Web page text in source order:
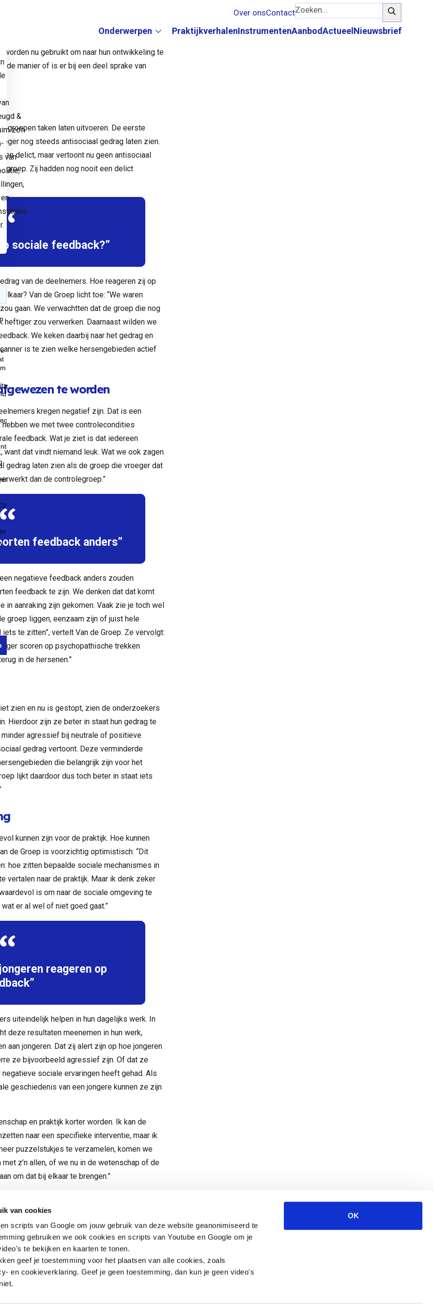
van cookies
scripts van Google om jouw gebruik van deze website geanonimiseerd te
gebruiken we ook cookies en scripts van Youtube en Google om je
te bekijken en kaarten te tonen.
geef je toestemming voor het plaatsen van alle cookies, zoals
en cookieverklaring. Geef je geen toestemming, dan kun je geen video's
OK
Submenu:
Onderwerpen PraktijkverhalenInstrumentenAanbodActueel Nieuwsbrief
Over onsContactZoeken... Zoeken
goed. Het overgrote deel stopte met
zij zich schuldig aan bijvoorbeeld
Deelnemers aan het onderzoek werkten in die
nu gebruikt om naar hun ontwikkeling te
manier of is er bij een deel sprake van
groepen taken laten uitvoeren. De eerste
nog steeds antisociaal gedrag laten zien.
delict, maar vertoont nu geen antisociaal
Zij hadden nog nooit een delict
sociale feedback?”
van de deelnemers. Hoe reageren zij op
Van de Groep licht toe: “We waren
gaan. We verwachtten dat de groep die nog
zou verwerken. Daarnaast wilden we
We keken daarbij naar het gedrag en
is te zien welke hersengebieden actief
te worden
kregen negatief zijn. Dat is een
we met twee controlecondities
feedback. Wat je ziet is dat iedereen
dat vindt niemand leuk. Wat we ook zagen
gedrag laten zien als de groep die vroeger dat
dan de controlegroep.”
feedback anders”
negatieve feedback anders zouden
feedback te zijn. We denken dat dat komt
aanraking zijn gekomen. Vaak zie je toch wel
groep liggen, eenzaam zijn of juist hele
te zitten”, vertelt Van de Groep. Ze vervolgt:
scoren op psychopathische trekken
in de hersenen.”
zien en nu is gestopt, zien de onderzoekers
Hierdoor zijn ze beter in staat hun gedrag te
minder agressief bij neutrale of positieve
gedrag vertoont. Deze verminderde
die belangrijk zijn voor het
lijkt daardoor dus toch beter in staat iets
kunnen zijn voor de praktijk. Hoe kunnen
de Groep is voorzichtig optimistisch: “Dit
hoe zitten bepaalde sociale mechanismes in
vertalen naar de praktijk. Maar ik denk zeker
is om naar de sociale omgeving te
er al wel of niet goed gaat.”
reageren op
uiteindelijk helpen in hun dagelijks werk. In
deze resultaten meenemen in hun werk,
aan jongeren. Dat zij alert zijn op hoe jongeren
ze bijvoorbeeld agressief zijn. Of dat ze
sociale ervaringen heeft gehad. Als
geschiedenis van een jongere kunnen ze zijn
en praktijk korter worden. Ik kan de
naar een specifieke interventie, maar ik
puzzelstukjes te verzamelen, komen we
z’n allen, of we nu in de wetenschap of de
om dat bij elkaar te brengen.”
&
zo’n
van
Churchilllaan 11
3527 GV Utrecht
jeugd@hetccv.nl
06 - 103 20 372
Praktijkverhalen
Documenten
Wegwijzer Jeugd en Veiligheid is een website